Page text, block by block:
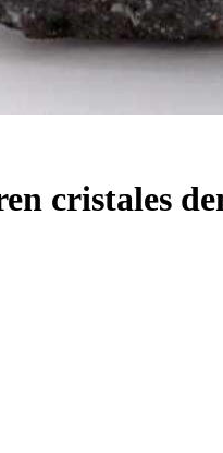
cristales